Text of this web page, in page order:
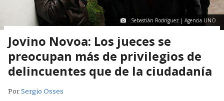
Sebastián Rodríguez | Agencia UNO
Jovino Novoa: Los jueces se
preocupan más de privilegios de
delincuentes que de la ciudadanía
PorSergio Osses